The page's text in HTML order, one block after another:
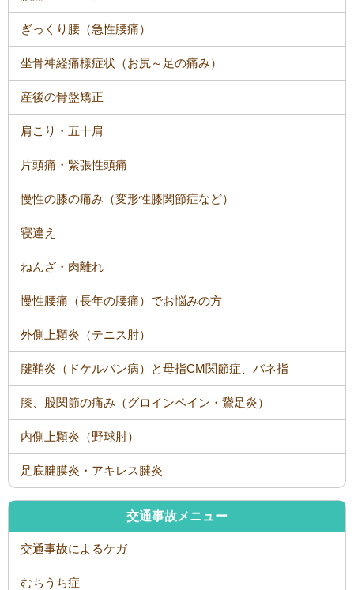
ぎっくり腰（急性腰痛）
坐骨神経痛様症状（お尻～足の痛み）
産後の骨盤矯正
肩こり・五十肩
片頭痛・緊張性頭痛
慢性の膝の痛み（変形性膝関節症など）
寝違え
ねんざ・肉離れ
慢性腰痛（長年の腰痛）でお悩みの方
外側上顆炎（テニス肘）
腱鞘炎（ドケルバン病）と母指CM関節症、バネ指
膝、股関節の痛み（グロインペイン・鵞足炎）
内側上顆炎（野球肘）
足底腱膜炎・アキレス腱炎
交通事故メニュー
交通事故によるケガ
むちうち症